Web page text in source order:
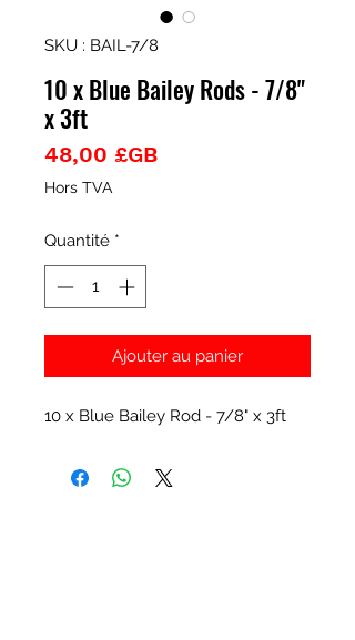
SKU : BAIL-7/8
10 x Blue Bailey Rods - 7/8"
x 3ft
48,00 £GBPrix
Hors TVA
Quantité *
Ajouter au panier
10 x Blue Bailey Rod - 7/8" x 3ft